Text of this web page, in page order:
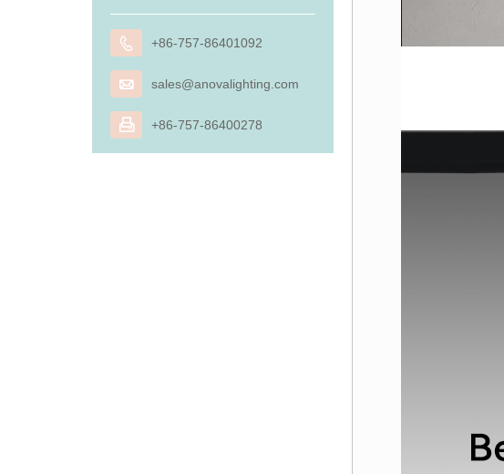
 +86-757-86401092
 sales@anovalighting.com
 +86-757-86400278